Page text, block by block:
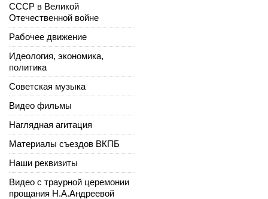
СССР в Великой
Отечественной войне
Рабочее движение
Идеология, экономика,
политика
Советская музыка
Видео фильмы
Наглядная агитация
Материалы съездов ВКПБ
Наши реквизиты
Видео с траурной церемонии
прощания Н.А.Андреевой